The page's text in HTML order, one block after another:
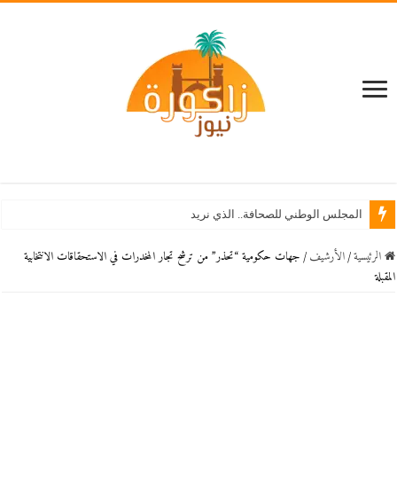
المجلس الوطني للصحافة.. الذي نريد
الرئيسية / اﻷرشيف / جهات حكومية “تحذر” من ترشح تجار المخدرات في الاستحقاقات الانتخابية
المقبلة